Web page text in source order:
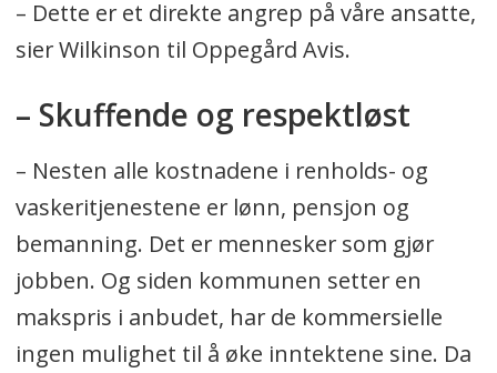
– Dette er et direkte angrep på våre ansatte,
sier Wilkinson til Oppegård Avis.
– Skuffende og respektløst
– Nesten alle kostnadene i renholds- og
vaskeritjenestene er lønn, pensjon og
bemanning. Det er mennesker som gjør
jobben. Og siden kommunen setter en
makspris i anbudet, har de kommersielle
ingen mulighet til å øke inntektene sine. Da